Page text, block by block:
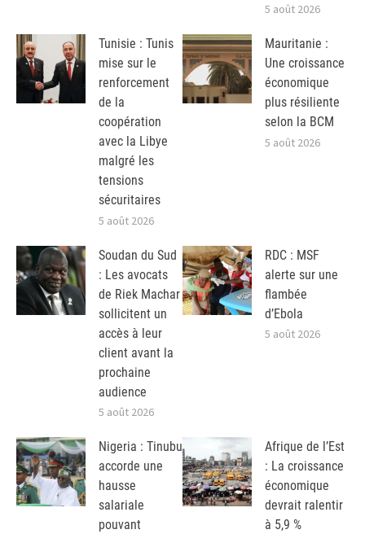
5 août 2026
Tunisie : Tunis
mise sur le
renforcement
de la
coopération
avec la Libye
malgré les
tensions
sécuritaires
5 août 2026
Mauritanie :
Une croissance
économique
plus résiliente
selon la BCM
5 août 2026
Soudan du Sud
: Les avocats
de Riek Machar
sollicitent un
accès à leur
client avant la
prochaine
audience
5 août 2026
RDC : MSF
alerte sur une
flambée
d’Ebola
5 août 2026
Nigeria : Tinubu
accorde une
hausse
salariale
pouvant
Afrique de l’Est
: La croissance
économique
devrait ralentir
à 5,9 %